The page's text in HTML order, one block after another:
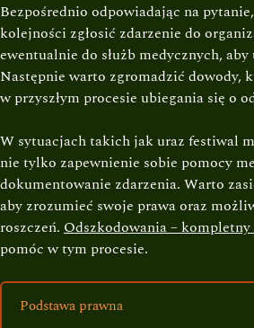
Bezpośrednio odpowiadając na
kolejności zgłosić zdarzenie do
ewentualnie do służb medycznych,
Następnie warto zgromadzić dowody,
w przyszłym procesie ubiegania się o
W sytuacjach takich jak uraz festiwal
nie tylko zapewnienie sobie pomocy
dokumentowanie zdarzenia. Warto
aby zrozumieć swoje prawa oraz
roszczeń. Odszkodowania –
pomóc w tym procesie.
Podstawa prawna